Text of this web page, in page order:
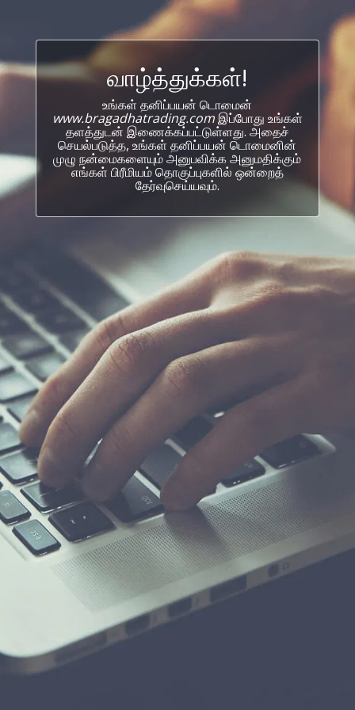
வாழ்த்துக்கள்!
உங்கள் தனிப்பயன் டொமைன்
www.bragadhatrading.comஇப்போது உங்கள்
தளத்துடன் இணைக்கப்பட்டுள்ளது. அதைச்
செயல்படுத்த, உங்கள் தனிப்பயன் டொமைனின்
முழு நன்மைகளையும் அனுபவிக்க அனுமதிக்கும்
எங்கள் பிரீமியம் தொகுப்புகளில் ஒன்றைத்
தேர்வுசெய்யவும்.